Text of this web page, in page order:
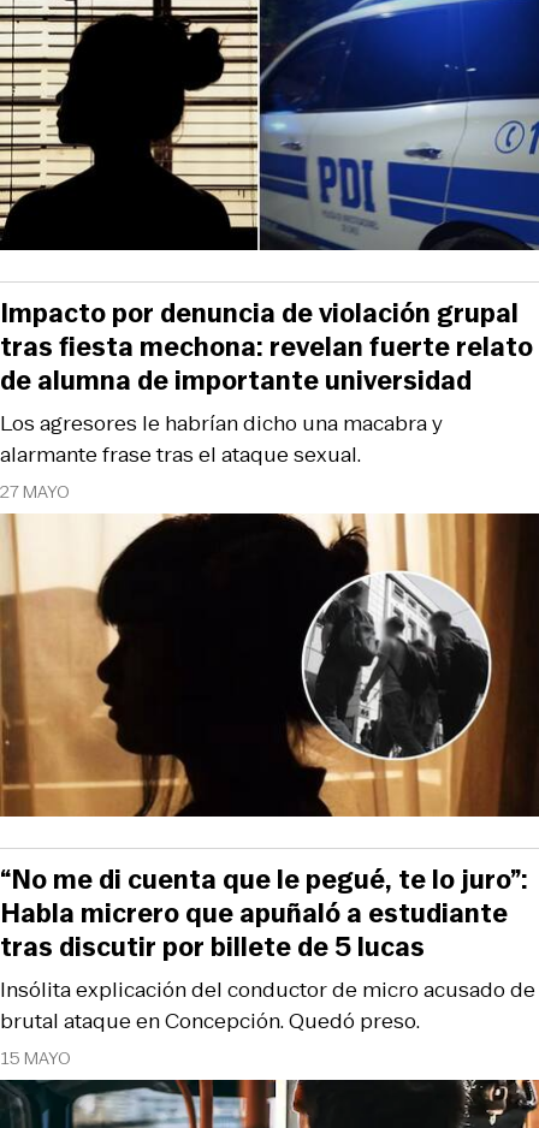
27 MAYO
Los agresores le habrían dicho una macabra y
alarmante frase tras el ataque sexual.
Impacto por denuncia de violación grupal
tras fiesta mechona: revelan fuerte relato
de alumna de importante universidad
15 MAYO
Insólita explicación del conductor de micro acusado de
brutal ataque en Concepción. Quedó preso.
“No me di cuenta que le pegué, te lo juro”:
Habla micrero que apuñaló a estudiante
tras discutir por billete de 5 lucas